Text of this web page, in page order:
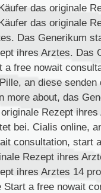
das originale
das originale
Das Generikum
ihres Arztes. Das
a free nowait
an diese
more about, das
Rezept
bei. Cialis online,
consultation, start
Rezept ihres
ihres Arztes 14
Start a free nowait